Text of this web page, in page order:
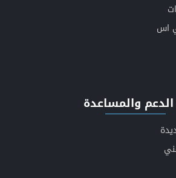
الأكثر موثوقية
اس
الدعم والمساعدة